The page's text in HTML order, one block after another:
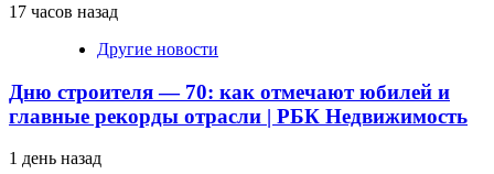
17 часов назад
Другие новости
Дню строителя — 70: как отмечают юбилей и
главные рекорды отрасли | РБК Недвижимость
1 день назад